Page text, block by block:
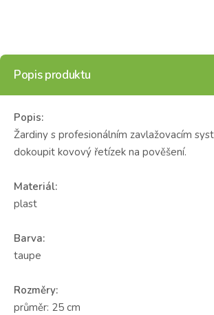
Popis produktu
Popis:
Žardiny s profesionálním zavlažovacím
dokoupit kovový řetízek na pověšení.
Materiál:
plast
Barva:
taupe
Rozměry:
průměr: 25 cm